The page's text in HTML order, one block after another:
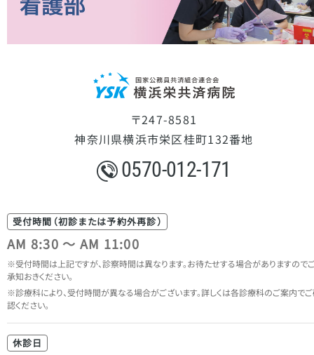
〒247-8581
神奈川県横浜市栄区桂町132番地
0570-012-171
受付時間（初診または予約外再診）
AM 8:30 ～ AM 11:00
受付時間は上記ですが、診察時間は異なります。お待たせする場合がありますので
承知おきください。
診療科により、受付時間が異なる場合がございます。詳しくは各診療科のご案内で
認ください。
休診日